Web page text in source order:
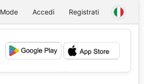
Mode Accedi Registrati
💕